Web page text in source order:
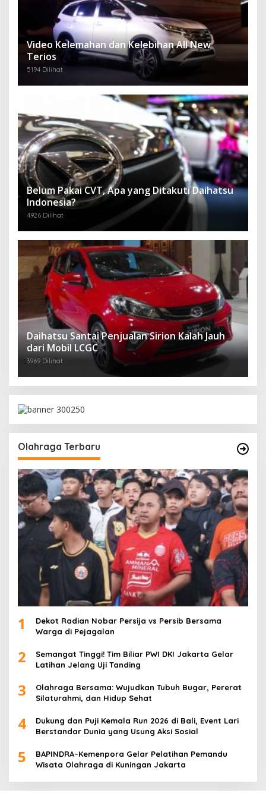
Video Kelemahan dan Kelebihan All New
Terios
5194 Dilihat
Belum Pakai CVT, Apa yang Ditakuti Daihatsu
Indonesia?
4926 Dilihat
Daihatsu Santai Penjualan Sirion Kalah Jauh
dari Mobil LCGC
3969 Dilihat
Olahraga Terbaru
1
Dekot Radian Nobar Persija vs Persib Bersama
Warga di Pejagalan
2
Semangat Tinggi! Tim Biliar PWI DKI Jakarta Gelar
Latihan Jelang Uji Tanding
3
Olahraga Bersama: Wujudkan Tubuh Bugar, Pererat
Silaturahmi, dan Hidup Sehat
4
Dukung dan Puji Kemala Run 2026 di Bali, Event Lari
Berstandar Dunia yang Usung Aksi Sosial
5
BAPINDRA–Kemenpora Gelar Pelatihan Pemandu
Wisata Olahraga di Kuningan Jakarta